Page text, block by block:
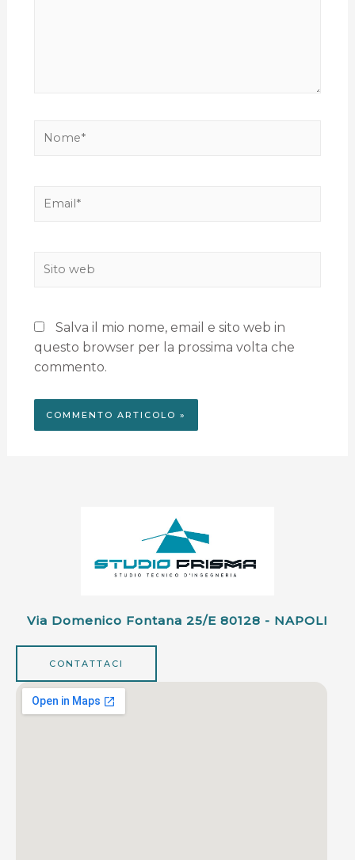
Salva il mio nome, email e sito web in
questo browser per la prossima volta che
commento.
Via Domenico Fontana 25/e 80128 - NAPOLI
CONTATTACI